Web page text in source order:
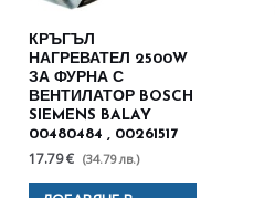
КРЪГЪЛ
НАГРЕВАТЕЛ 2500W
ЗА ФУРНА С
ВЕНТИЛАТОР BOSCH
SIEMENS BALAY
00480484 , 00261517
17.79 € (34.79 лв.)